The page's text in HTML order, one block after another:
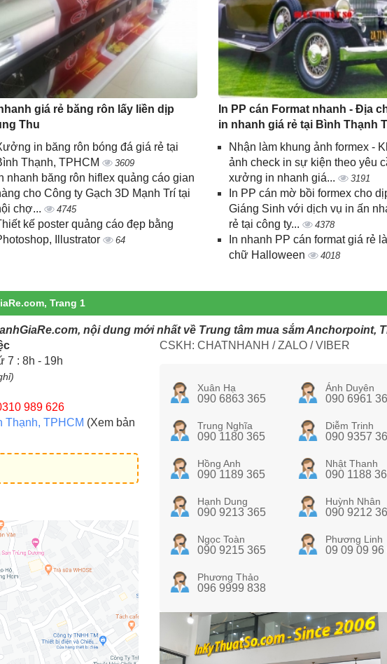
giá rẻ băng rôn lấy liền dịp
Thu
in băng rôn bóng đá giá rẻ tại
Thạnh, TPHCM
3609
nhanh băng rôn hiflex quảng cáo gian
cho Công ty Gạch 3D Mạnh Trí tại
chợ...
4745
kế poster quảng cáo đẹp bằng
Illustrator
64
In PP cán Format nhanh - Địa
in nhanh giá rẻ tại Bình Thạnh
Nhận làm khung ảnh formex -
ảnh check in sự kiện theo yêu
xưởng in nhanh giá...
3191
In PP cán mờ bồi formex cho
Giáng Sinh với dịch vụ in ấn
rẻ tại công ty...
4378
In nhanh PP cán format giá rẻ
chữ Halloween
4018
Trang 1
nội dung mới nhất về Trung tâm mua sắm Anchorpoint,
7 : 8h - 19h
989 626
Thạnh, TPHCM (Xem bản
CSKH: CHATNHANH / ZALO / VIBER
Xuân Hạ
090 6863 365
Ánh Duyên
090 6961
Trung Nghĩa
090 1180 365
Diễm Trinh
090 9357
Hồng Anh
090 1189 365
Nhật Thanh
090 1188
Hạnh Dung
090 9213 365
Huỳnh Nhân
090 9212
Ngọc Toàn
090 9215 365
Phương Linh
09 09 09 96
Phương Thảo
096 9999 838